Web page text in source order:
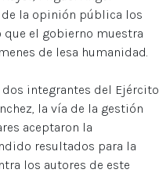
de la opinión pública los
el gobierno muestra
de lesa humanidad.
integrantes del Ejército
la vía de la gestión
aceptaron la
resultados para la
los autores de este